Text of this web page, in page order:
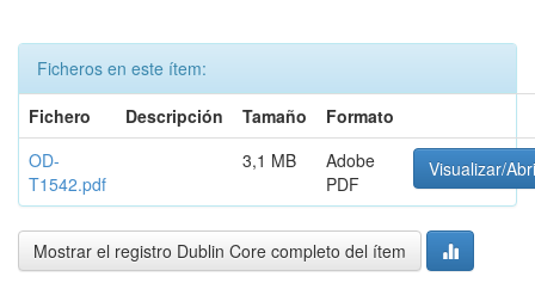
Ficheros en este ítem:
Fichero
Descripción Tamaño
Formato
OD-
T1542.pdf
3,1 MB
Adobe
PDF
Visualizar/
Mostrar el registro Dublin Core completo del ítem